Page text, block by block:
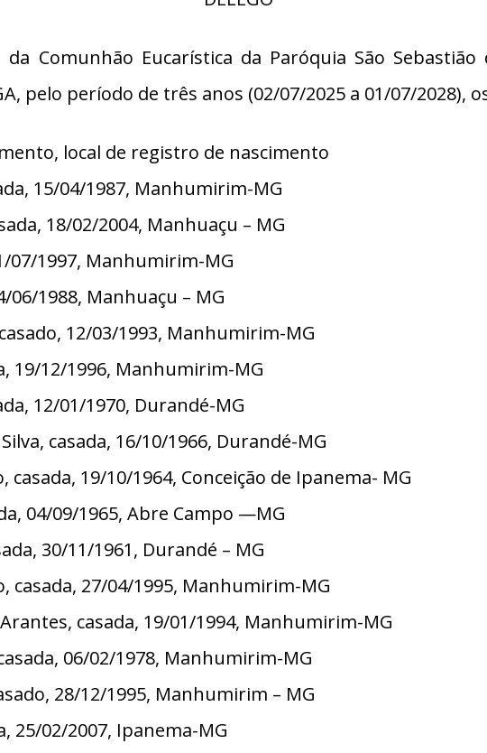
Comunhão Eucarística da Paróquia São Sebastião
pelo período de três anos (02/07/2025 a 01/07/2028),
local de registro de nascimento
15/04/1987, Manhumirim-MG
18/02/2004, Manhuaçu – MG
07/1997, Manhumirim-MG
06/1988, Manhuaçu – MG
12/03/1993, Manhumirim-MG
19/12/1996, Manhumirim-MG
12/01/1970, Durandé-MG
casada, 16/10/1966, Durandé-MG
casada, 19/10/1964, Conceição de Ipanema- MG
04/09/1965, Abre Campo —MG
30/11/1961, Durandé – MG
casada, 27/04/1995, Manhumirim-MG
casada, 19/01/1994, Manhumirim-MG
06/02/1978, Manhumirim-MG
28/12/1995, Manhumirim – MG
25/02/2007, Ipanema-MG